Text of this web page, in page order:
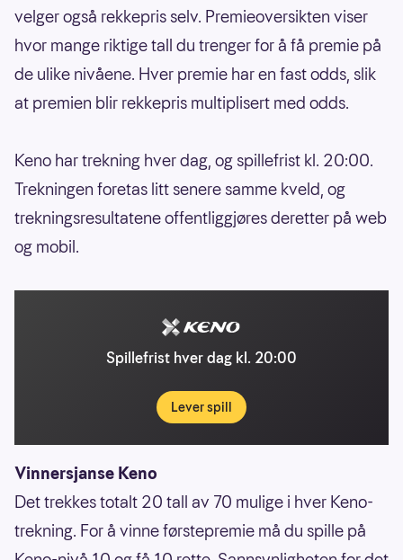
velger også rekkepris selv. Premieoversikten viser
hvor mange riktige tall du trenger for å få premie på
de ulike nivåene. Hver premie har en fast odds, slik
at premien blir rekkepris multiplisert med odds.
Keno har trekning hver dag, og spillefrist kl. 20:00.
Trekningen foretas litt senere samme kveld, og
trekningsresultatene offentliggjøres deretter på web
og mobil.
Spillefrist hver dag kl. 20:00
Lever spill
Vinnersjanse Keno
Det trekkes totalt 20 tall av 70 mulige i hver Keno-
trekning. For å vinne førstepremie må du spille på